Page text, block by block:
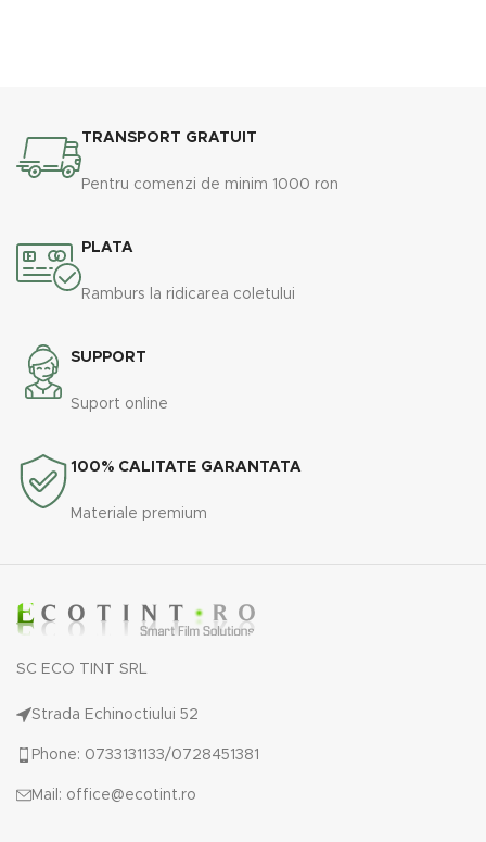
TRANSPORT GRATUIT
Pentru comenzi de minim 1000 ron
PLATA
Ramburs la ridicarea coletului
SUPPORT
Suport online
100% CALITATE GARANTATA
Materiale premium
SC ECO TINT SRL
Strada Echinoctiului 52
Phone: 0733131133/0728451381
Mail: office@ecotint.ro